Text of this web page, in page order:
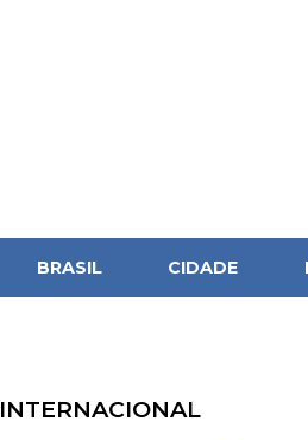
BRASIL CIDADE
INTERNACIONAL